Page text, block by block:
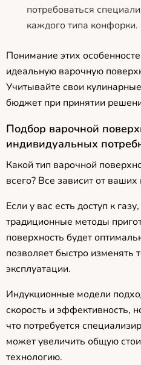
потребоваться
каждого типа конфорки.
Понимание этих
идеальную варочную
Учитывайте свои
бюджет при принятии
Подбор варочной
индивидуальных
Какой тип варочной
всего? Все зависит от
Если у вас есть доступ к
традиционные методы
поверхность будет
позволяет быстро изменять
эксплуатации.
Индукционные модели
скорость и эффективность,
что потребуется
может увеличить общую
технологию.